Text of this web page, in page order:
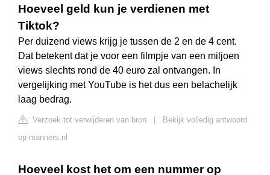
Hoeveel geld kun je verdienen met
Tiktok?
Per duizend views krijg je tussen de 2 en de 4 cent.
Dat betekent dat je voor een filmpje van een miljoen
views slechts rond de 40 euro zal ontvangen. In
vergelijking met YouTube is het dus een belachelijk
laag bedrag.
Verzoek tot verwijderen van bron
Bekijk volledig antwoord
op manners.nl
Hoeveel kost het om een nummer op